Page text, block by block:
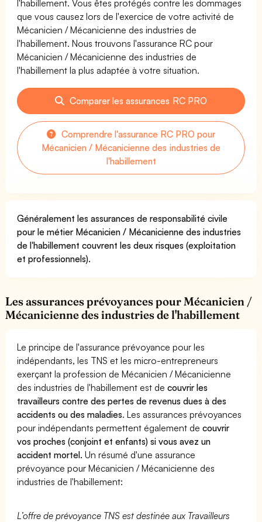
l'habillement. Vous êtes protégés contre les dommages
que vous causez lors de l'exercice de votre activité de
Mécanicien / Mécanicienne des industries de
l'habillement. Nous trouvons l'assurance RC pour
Mécanicien / Mécanicienne des industries de
l'habillement la plus adaptée à votre situation.
Comparer les assurances RC PRO
Comprendre l'assurance RC PRO pour
Mécanicien / Mécanicienne des industries de
l'habillement
Généralement les assurances de responsabilité civile
pour le métier Mécanicien / Mécanicienne des industries
de l'habillement couvrent les deux risques (exploitation
et professionnels).
Les assurances prévoyances pour Mécanicien /
Mécanicienne des industries de l'habillement
Le principe de l'assurance prévoyance pour les
indépendants, les TNS et les micro-entrepreneurs
exerçant la profession de Mécanicien / Mécanicienne
des industries de l'habillement est decouvrir les
travailleurs contre des pertes de revenus dues à des
accidents ou des maladies. Les assurances prévoyances
pour indépendants permettent également decouvrir
vos proches (conjoint et enfants) si vous avez un
accident mortel. Un résumé d'une assurance
prévoyance pour Mécanicien / Mécanicienne des
industries de l'habillement:
L’offre de prévoyance TNS est destinée aux Travailleurs